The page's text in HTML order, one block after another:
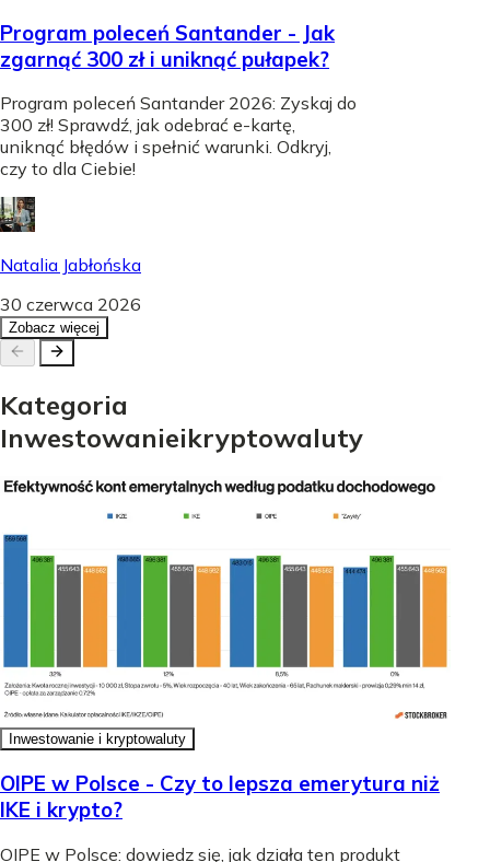
Program poleceń Santander - Jak
zgarnąć 300 zł i uniknąć pułapek?
Program poleceń Santander 2026: Zyskaj do
300 zł! Sprawdź, jak odebrać e-kartę,
uniknąć błędów i spełnić warunki. Odkryj,
czy to dla Ciebie!
Natalia Jabłońska
30 czerwca 2026
Zobacz więcej
Kategoria
Inwestowanieikryptowaluty
Inwestowanie i kryptowaluty
OIPE w Polsce - Czy to lepsza emerytura niż
IKE i krypto?
OIPE w Polsce: dowiedz się, jak działa ten produkt